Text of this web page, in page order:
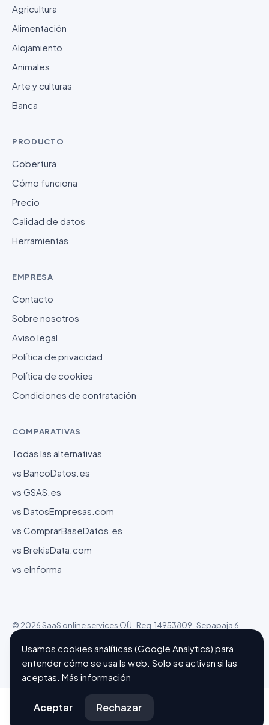
Agricultura
Alimentación
Alojamiento
Animales
Arte y culturas
Banca
PRODUCTO
Cobertura
Cómo funciona
Precio
Calidad de datos
Herramientas
EMPRESA
Contacto
Sobre nosotros
Aviso legal
Política de privacidad
Política de cookies
Condiciones de contratación
COMPARATIVAS
Todas las alternativas
vs BancoDatos.es
vs GSAS.es
vs DatosEmpresas.com
vs ComprarBaseDatos.es
vs BrekiaData.com
vs eInforma
© 2026 SaaS online services OÜ · Reg. 14953809 · Sepapaja 6,
15551 Tallinn (Estonia)
Configurar cookiesHecho con ❤ en Barcelona
Usamos cookies analíticas (Google Analytics) para
entender cómo se usa la web. Solo se activan si las
aceptas. Más información
Aceptar Rechazar